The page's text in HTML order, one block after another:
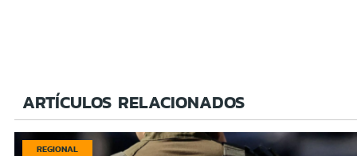
ARTÍCULOS RELACIONADOS
REGIONAL